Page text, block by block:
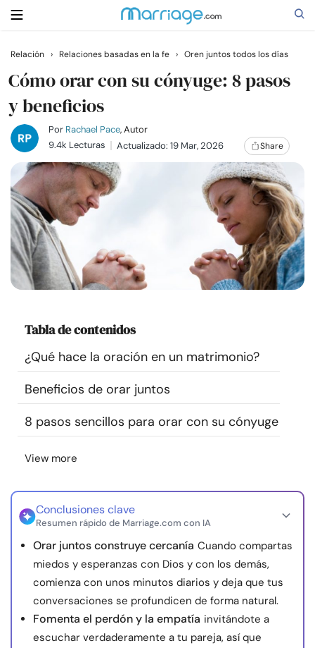
Buscar
Casarse
Relaciones
Familia
Ayuda
Cursos
Recursos
Comunidad
Sobre nosotros Contáctanos
nosotros
© Copyright 2026. Todos los derechos reservados.
Relación › Relaciones basadas en la fe › Oren juntos todos los días
Cómo orar con su cónyuge: 8 pasos
y beneficios
Por Rachael Pace, Autor
9.4k Lecturas
Actualizado: 19 Mar, 2026 Share
Tabla de contenidos
¿Qué hace la oración en un matrimonio?
Beneficios de orar juntos
8 pasos sencillos para orar con su cónyuge
View more
Conclusiones clave
Resumen rápido de Marriage.com con IA
Orar juntos construye cercanía Cuando compartas
miedos y esperanzas con Dios y con los demás,
comienza con unos minutos diarios y deja que tus
conversaciones se profundicen de forma natural.
Fomenta el perdón y la empatía invitándote a
escuchar verdaderamente a tu pareja, así que